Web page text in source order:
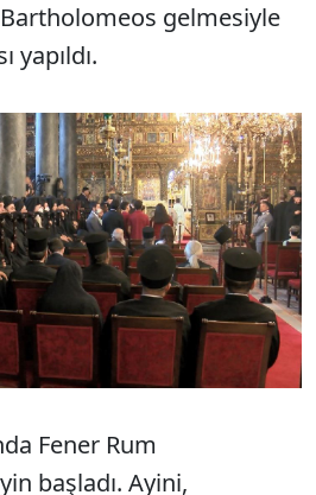
gelmesiyle
yapıldı.
Fener Rum
başladı. Ayini,